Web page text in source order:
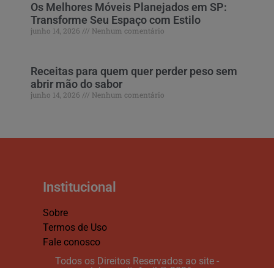
Os Melhores Móveis Planejados em SP:
Transforme Seu Espaço com Estilo
junho 14, 2026 Nenhum comentário
Receitas para quem quer perder peso sem
abrir mão do sabor
junho 14, 2026 Nenhum comentário
Institucional
Sobre
Termos de Uso
Fale conosco
Todos os Direitos Reservados ao site -